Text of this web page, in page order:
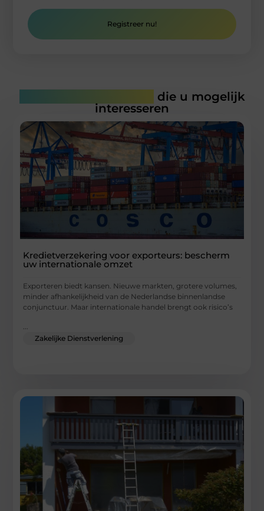
Registreer nu!
die u mogelijk
interesseren
Kredietverzekering voor exporteurs: bescherm
uw internationale omzet
Exporteren biedt kansen. Nieuwe markten, grotere volumes,
minder afhankelijkheid van de Nederlandse binnenlandse
conjunctuur. Maar internationale handel brengt ook risico’s
Zakelijke Dienstverlening